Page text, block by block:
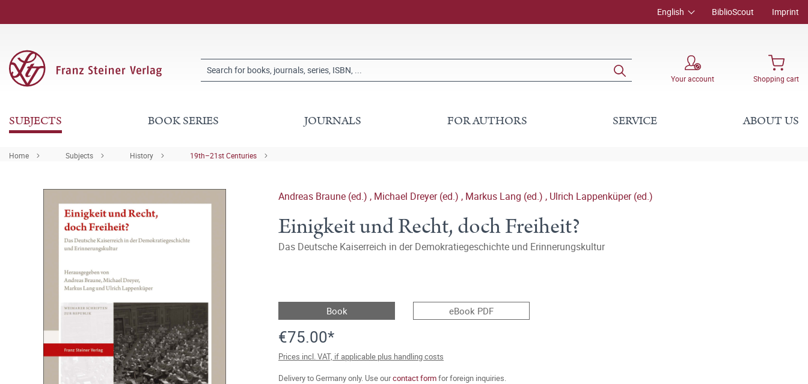
English BiblioScout Imprint
Your account Shopping cart
SUBJECTS BOOK SERIES JOURNALS FOR AUTHORS SERVICE ABOUT US
Home Subjects History 19th–21st Centuries
Andreas Braune (ed.) , Michael Dreyer (ed.) , Markus Lang (ed.) , Ulrich Lappenküper (ed.)
Einigkeit und Recht, doch Freiheit?
Das Deutsche Kaiserreich in der Demokratiegeschichte und Erinnerungskultur
Book eBook PDF
€75.00*
Prices incl. VAT, if applicable plus handling costs
Delivery to Germany only. Use ourcontact formfor foreign inquiries.